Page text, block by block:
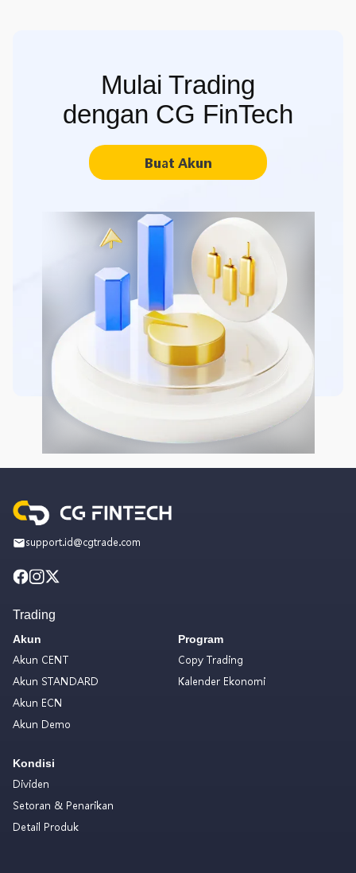
Mulai Trading
dengan CG FinTech
Buat Akun
support.id@cgtrade.com
Trading
Akun
Akun CENT
Akun STANDARD
Akun ECN
Akun Demo
Kondisi
Dividen
Setoran & Penarikan
Detail Produk
Program
Copy Trading
Kalender Ekonomi